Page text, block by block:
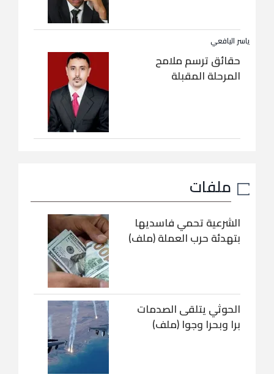
ياسر اليافعي
حقائق ترسم ملامح
المرحلة المقبلة
ملفات
الشرعية تحمي فاسديها
بتهدئة حرب العملة (ملف)
الحوثي يتلقى الصدمات
برا وبحرا وجوا (ملف)